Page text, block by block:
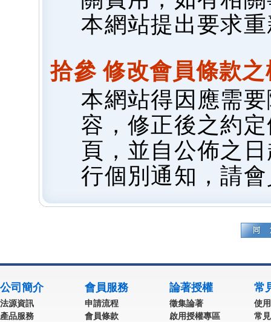
本網站提出要求
拾參 修改會員條款
本網站得因應需
容，修正後之約
頁，並自公佈之
行個別通知，請
公司簡介
法源資訊
產品服務
會員服務
申請流程
會員條款
論著授權
徵集論著
啟用授權專區
常
使
常